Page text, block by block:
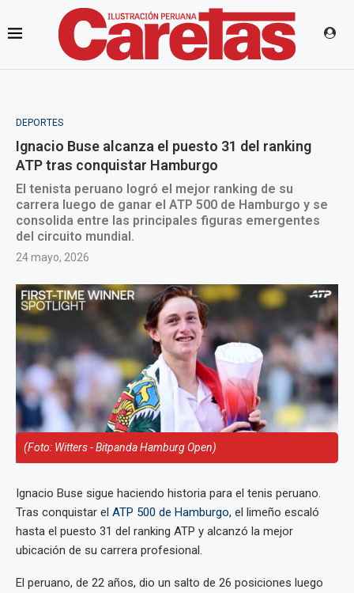
DEPORTES
Ignacio Buse alcanza el puesto 31 del ranking
ATP tras conquistar Hamburgo
El tenista peruano logró el mejor ranking de su
carrera luego de ganar el ATP 500 de Hamburgo y se
consolida entre las principales figuras emergentes
del circuito mundial.
24 mayo, 2026
(Foto: Witters - Bitpanda Hamburg Open)
Ignacio Buse sigue haciendo historia para el tenis peruano.
Tras conquistar el ATP 500 de Hamburgo, el limeño escaló
hasta el puesto 31 del ranking ATP y alcanzó la mejor
ubicación de su carrera profesional.
El peruano, de 22 años, dio un salto de 26 posiciones luego